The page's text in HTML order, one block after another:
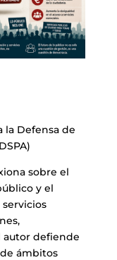
la Defensa de
sobre el
y el
autor defiende
ámbitos